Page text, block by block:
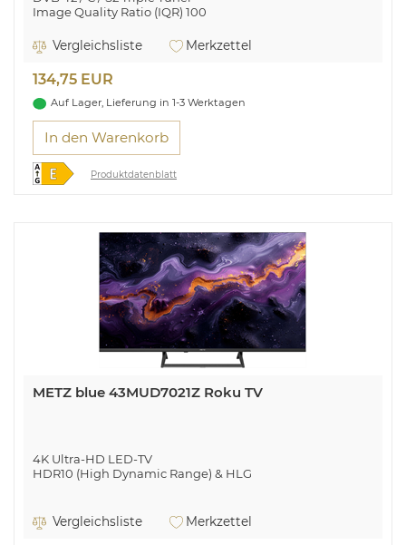
Image Quality Ratio (IQR) 100
Farbspektrum
USB-Multimediaplayer
Favoritenlisten
Kindersicherung
Vergleichsliste Merkzettel
134,75 EUR
Auf Lager, Lieferung in 1-3 Werktagen
In den Warenkorb
Produktdatenblatt
METZ blue 43MUD7021Z Roku TV
4K Ultra-HD LED-TV
HDR10 (High Dynamic Range) & HLG
Vergleichsliste Merkzettel